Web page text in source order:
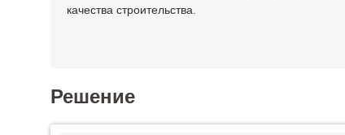
качества строительства.
Решение